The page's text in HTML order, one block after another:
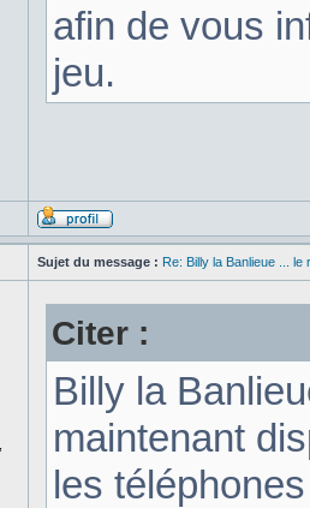
afin de vous
jeu.
Sujet du message : Re: Billy la Banlieue ... le
Citer :
Billy la
maintenant
les